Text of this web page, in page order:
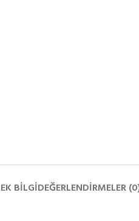
EK BILGIDEĞERLENDIRMELER